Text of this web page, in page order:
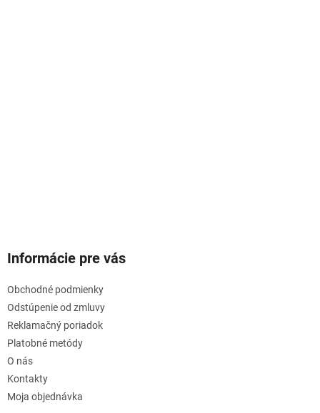
Informácie pre vás
Obchodné podmienky
Odstúpenie od zmluvy
Reklamačný poriadok
Platobné metódy
O nás
Kontakty
Moja objednávka